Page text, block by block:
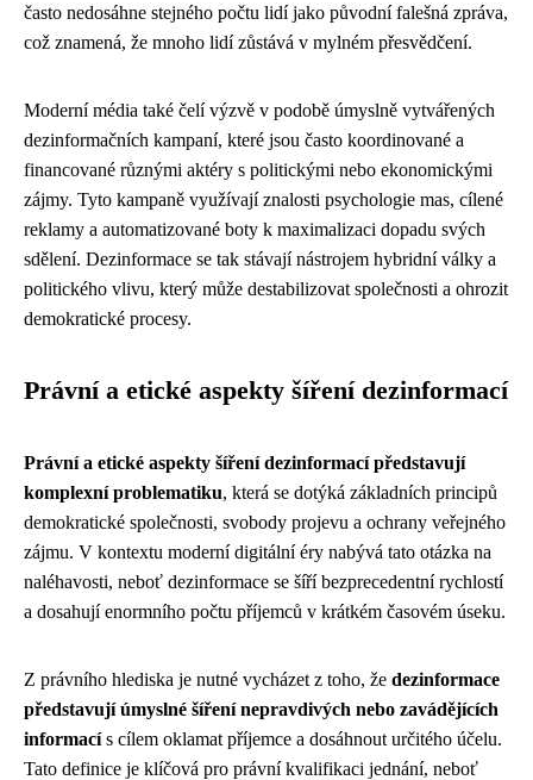
často nedosáhne stejného počtu lidí jako původní falešná zpráva,
což znamená, že mnoho lidí zůstává v mylném přesvědčení.
Moderní média také čelí výzvě v podobě úmyslně vytvářených
dezinformačních kampaní, které jsou často koordinované a
financované různými aktéry s politickými nebo ekonomickými
zájmy. Tyto kampaně využívají znalosti psychologie mas, cílené
reklamy a automatizované boty k maximalizaci dopadu svých
sdělení. Dezinformace se tak stávají nástrojem hybridní války a
politického vlivu, který může destabilizovat společnosti a ohrozit
demokratické procesy.
Právní a etické aspekty šíření dezinformací
Právní a etické aspekty šíření dezinformací představují
komplexní problematiku, která se dotýká základních principů
demokratické společnosti, svobody projevu a ochrany veřejného
zájmu. V kontextu moderní digitální éry nabývá tato otázka na
naléhavosti, neboť dezinformace se šíří bezprecedentní rychlostí
a dosahují enormního počtu příjemců v krátkém časovém úseku.
Z právního hlediska je nutné vycházet z toho, že dezinformace
představují úmyslné šíření nepravdivých nebo zavádějících
informacís cílem oklamat příjemce a dosáhnout určitého účelu.
Tato definice je klíčová pro právní kvalifikaci jednání, neboť